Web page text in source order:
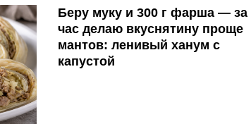
Беру муку и 300 г фарша — за
час делаю вкуснятину проще
мантов: ленивый ханум с
капустой